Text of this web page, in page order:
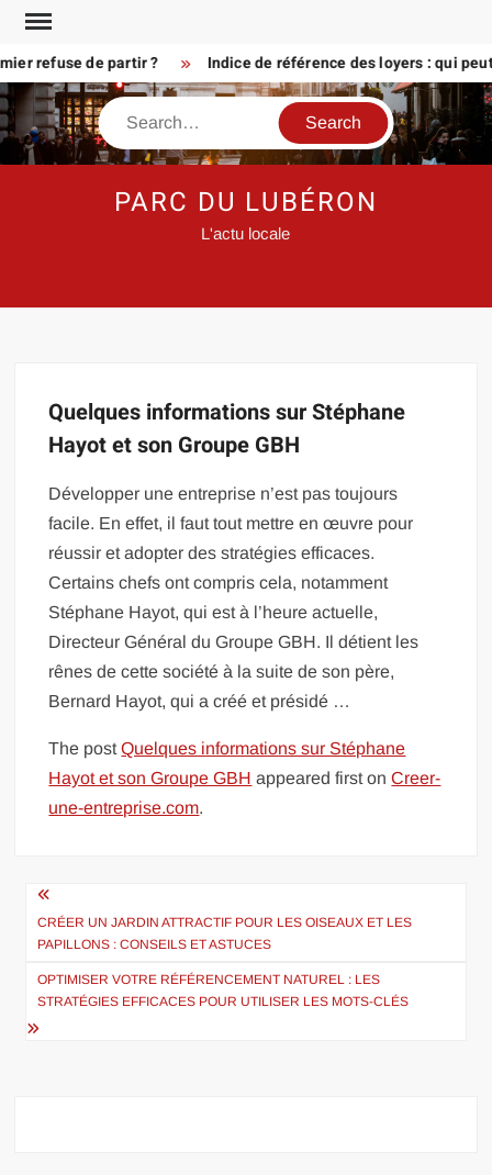
Skip
contentrefuse de partir ? Indice de référence des loyers : qui
Search
PARC DU LUBÉRON
L'actu locale
Quelques informations sur Stéphane
Hayot et son Groupe GBH
Développer une entreprise n’est pas toujours
facile. En effet, il faut tout mettre en œuvre pour
réussir et adopter des stratégies efficaces.
Certains chefs ont compris cela, notamment
Stéphane Hayot, qui est à l’heure actuelle,
Directeur Général du Groupe GBH. Il détient les
rênes de cette société à la suite de son père,
Bernard Hayot, qui a créé et présidé …
The postQuelques informations sur Stéphane
Hayot et son Groupe GBH appeared first onCreer-
une-entreprise.com.
Navigation
de
l’article
CRÉER UN JARDIN ATTRACTIF POUR LES OISEAUX ET LES
PAPILLONS : CONSEILS ET ASTUCES
OPTIMISER VOTRE RÉFÉRENCEMENT NATUREL : LES
STRATÉGIES EFFICACES POUR UTILISER LES MOTS-CLÉS